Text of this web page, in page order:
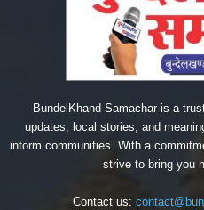
BundelKhand Samachar is a
updates, local stories, and
inform communities. With a
strive to bring you
Contact us: